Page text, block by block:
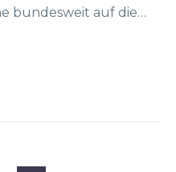
bundesweit auf die…